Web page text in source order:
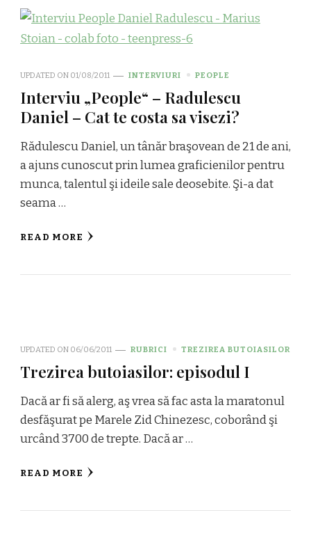
UPDATED ON 01/08/2011 INTERVIURI PEOPLE
Interviu „People“ – Radulescu
Daniel – Cat te costa sa visezi?
Rădulescu Daniel, un tânăr braşovean de 21 de ani,
a ajuns cunoscut prin lumea graficienilor pentru
munca, talentul şi ideile sale deosebite. Şi-a dat
seama …
READ MORE
UPDATED ON 06/06/2011 RUBRICI TREZIREA BUTOIASILOR
Trezirea butoiasilor: episodul I
Dacă ar fi să alerg, aş vrea să fac asta la maratonul
desfăşurat pe Marele Zid Chinezesc, coborând şi
urcând 3700 de trepte. Dacă ar …
READ MORE